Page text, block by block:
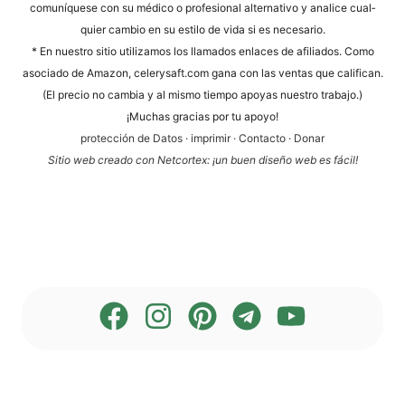
comuní­que­se con su méd­ico o pro­fe­sio­nal alter­na­tivo y ana­li­ce cual­
quier cam­bio en su esti­lo de vida si es necesario.
* En nues­tro sitio uti­liz­a­mos los llama­dos enlaces de afi­lia­dos. Como
aso­cia­do de Ama­zon, cele​ry​saft​.com gana con las ven­tas que cali­fi­can.
(El pre­cio no cam­bia y al mis­mo tiem­po apoyas nues­tro trabajo.)
¡Much­as gra­ci­as por tu apoyo!
pro­tección de Datos · impri­mir· Cont­ac­to · Donar
Sitio web cre­a­do con Net­cortex: ¡un buen dise­ño web es fácil!